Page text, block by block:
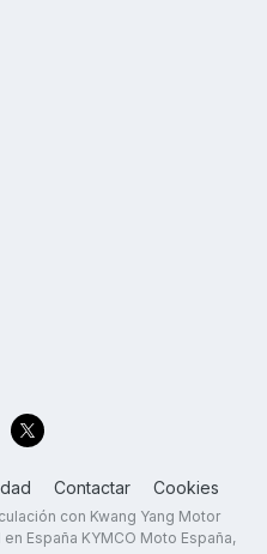
Contactar Cookies
con Kwang Yang Motor
España KYMCO Moto España,